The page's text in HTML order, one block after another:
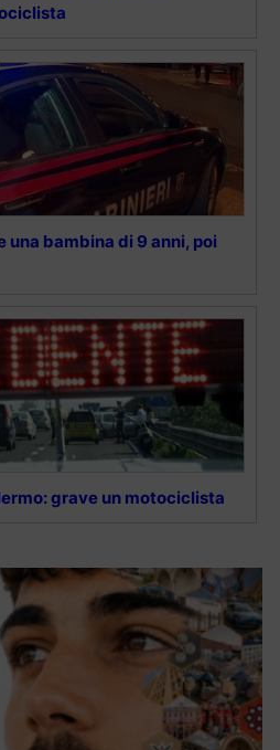
una bambina di 9 anni, poi
grave un motociclista